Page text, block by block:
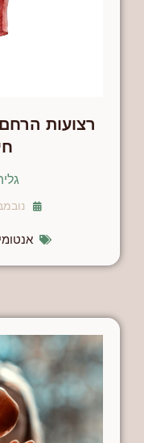
רצועות
נובמבר 20,